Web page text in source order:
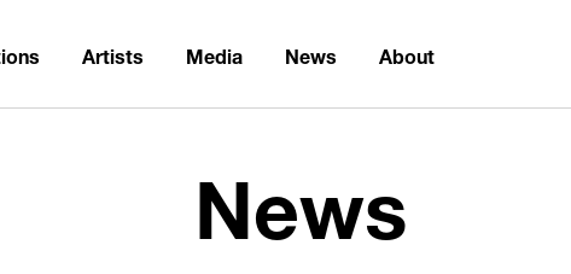
Artists Media News About
News